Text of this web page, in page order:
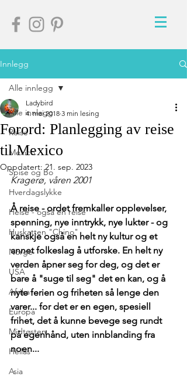
Innlegg
Alle innlegg
Reise
Mexico
Spise og Bo
Hverdagslykke
Helse - også en reise
Huskatten "Chino"
Norge
USA
Afrika
Europa
Midtøsten
Hellas
Asia
Alle innlegg
Forord: Planlegging av reise
til Mexico
Ladybird
4. mai 2018 3 min lesing
Oppdatert:21. sep. 2023
Kragerø, våren 2001
Å reise - ordet fremkaller opplevelser,
spenning, nye inntrykk, nye lukter - og
kanskje også en helt ny kultur og et
annet folkeslag å utforske. En helt ny
verden åpner seg for deg, og det er
bare å "suge til seg" det en kan, og å
nyte ferien og friheten så lenge den
varer... for det er en egen, spesiell
frihet, det å kunne bevege seg rundt
på egenhånd, uten innblanding fra
noen...